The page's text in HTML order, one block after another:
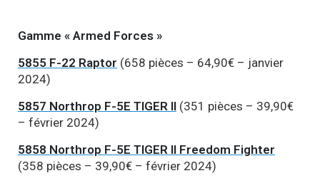
Gamme « Armed Forces »
5855 F-22 Raptor (658 pièces – 64,90€ – janvier
2024)
5857 Northrop F-5E TIGER II (351 pièces – 39,90€
– février 2024)
5858 Northrop F-5E TIGER II Freedom Fighter
(358 pièces – 39,90€ – février 2024)